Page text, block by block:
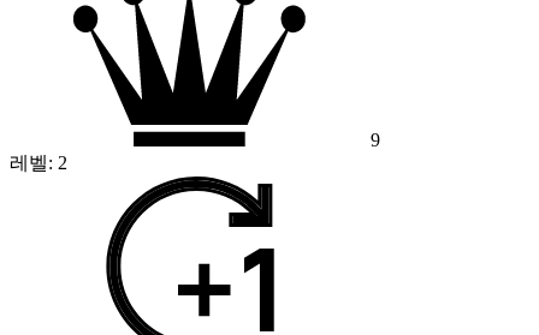
9
레벨: 2